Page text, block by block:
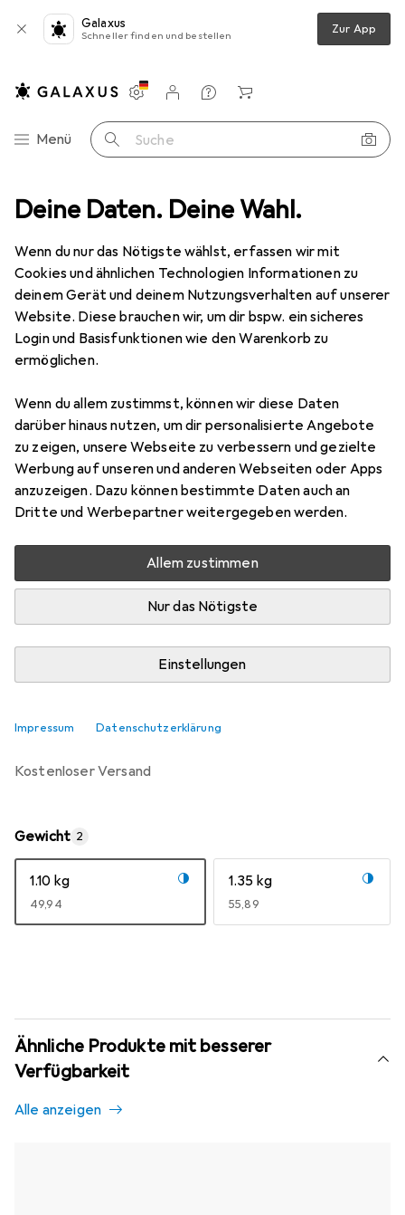
Deine Daten. Deine Wahl.
Wenn du nur das Nötigste wählst, erfassen wir mit
Cookies und ähnlichen Technologien Informationen zu
deinem Gerät und deinem Nutzungsverhalten auf unserer
Website. Diese brauchen wir, um dir bspw. ein sicheres
Login und Basisfunktionen wie den Warenkorb zu
ermöglichen.
Wenn du allem zustimmst, können wir diese Daten
darüber hinaus nutzen, um dir personalisierte Angebote
zu zeigen, unsere Webseite zu verbessern und gezielte
Werbung auf unseren und anderen Webseiten oder Apps
anzuzeigen. Dazu können bestimmte Daten auch an
Dritte und Werbepartner weitergegeben werden.
Allem zustimmen
Nur das Nötigste
Einstellungen
Impressum Datenschutzerklärung
Galaxus
Schneller finden und bestellen Zur App
Navigation nach Kategorien
Menü Suche
Einstellungen
Kundenkonto
Vergleichslisten
Merklisten
Warenkorb
+ Wetterschutz Sonnenschirmständer Doppler Rasendorn
2 Bilder
DopplerRasendorn
EUR
49,94
12
Bewertungen
Mehr als 10 Stück an Lager beim Lieferanten
Benachrichtigen, wenn schneller verfügbar
Lieferort angeben für genaue Lieferzeit
In den Warenkorb
Vergleichen
kostenloser Versand
Gewicht 2
1.10 kg
EUR
49,94
1.35 kg
EUR
55,89
Ähnliche Produkte mit besserer
Verfügbarkeit
Alle anzeigen